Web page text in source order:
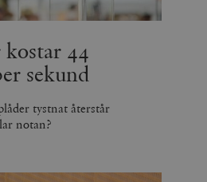
kostar 44
sekund
tystnat återstår
notan?